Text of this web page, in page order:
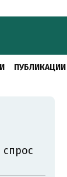
ПУБЛИКАЦИИ
спрос